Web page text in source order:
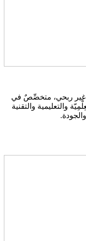
ربحي، متخصِّصٌ في
والتعليمية والتقنية